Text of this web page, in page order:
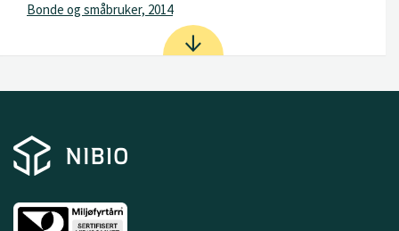
Bonde og småbruker, 2014